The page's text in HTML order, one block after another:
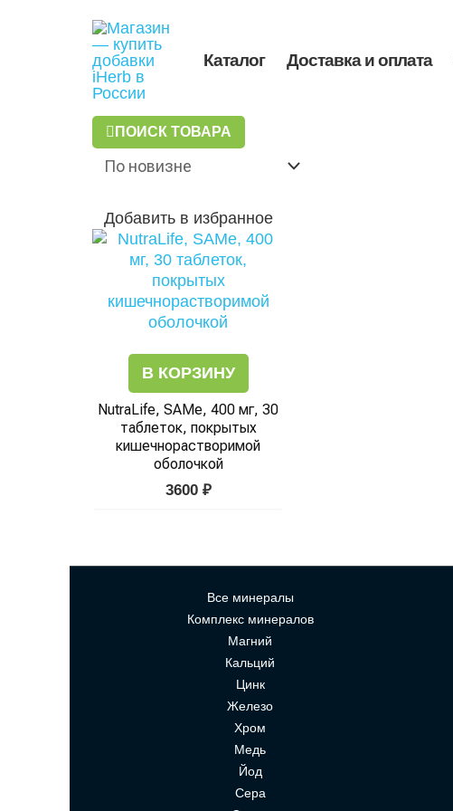
содержимому
Каталог Доставка и оплата
ПОИСК ТОВАРА
Добавить в избранное
В КОРЗИНУ
NutraLife, SAMe, 400 мг, 30
таблеток, покрытых
кишечнорастворимой
оболочкой
3600 ₽
Все минералы
Комплекс минералов
Магний
Кальций
Цинк
Железо
Хром
Медь
Йод
Сера
товаров